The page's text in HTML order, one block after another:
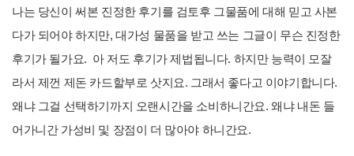
나는 당신이 써본 진정한 후기를 검토후 그물품에 대해 믿고 사본
다가 되어야 하지만, 대가성 물품을 받고 쓰는 그글이 무슨 진정한
후기가 될가요. 아 저도 후기가 제법됩니다. 하지만 능력이 모잘
라서 제껀 제돈 카드할부로 삿지요. 그래서 좋다고 이야기합니다.
왜냐 그걸 선택하기까지 오랜시간을 소비하니간요. 왜냐 내돈 들
어가니간 가성비 및 장점이 더 많아야 하니간요.